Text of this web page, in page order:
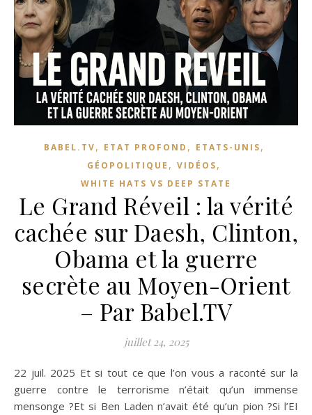
BABEL.TV, ETAT PROFOND , ETATS-UNIS,
GÉOPOLITIQUE , VIDÉOS,
WHITE HATS VS DEEP STATE
Le Grand Réveil : la vérité
cachée sur Daesh, Clinton,
Obama et la guerre
secrète au Moyen-Orient
– Par Babel.TV
juillet 24, 2025
22 juil. 2025 Et si tout ce que l’on vous a raconté sur la
guerre contre le terrorisme n’était qu’un immense
mensonge ?Et si Ben Laden n’avait été qu’un pion ?Si l’EI